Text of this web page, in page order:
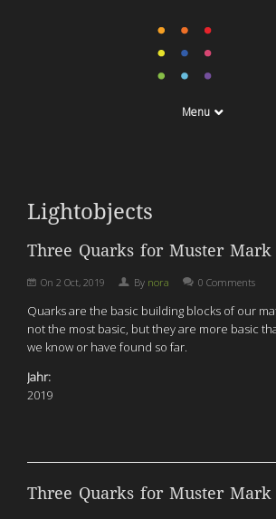
Menu
Lightobjects
Three Quarks for Muster Mark
On 2 Oct, 2019 By nora 0 Comments
Quarks are the basic building blocks of our
not the most basic, but they are more basic
we know or have found so far.
Jahr:
2019
Three Quarks for Muster Mark